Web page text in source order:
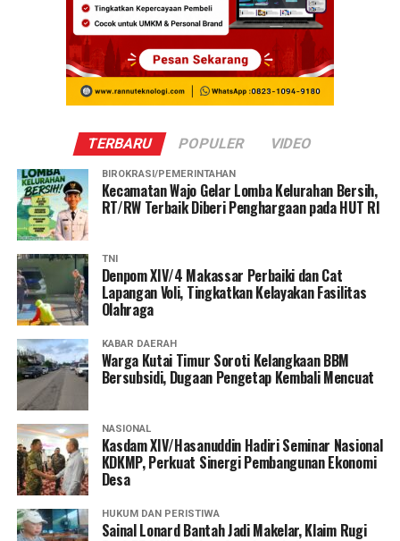
TERBARU POPULER VIDEO
BIROKRASI/PEMERINTAHAN
Kecamatan Wajo Gelar Lomba Kelurahan Bersih,
RT/RW Terbaik Diberi Penghargaan pada HUT RI
TNI
Denpom XIV/4 Makassar Perbaiki dan Cat
Lapangan Voli, Tingkatkan Kelayakan Fasilitas
Olahraga
KABAR DAERAH
Warga Kutai Timur Soroti Kelangkaan BBM
Bersubsidi, Dugaan Pengetap Kembali Mencuat
NASIONAL
Kasdam XIV/Hasanuddin Hadiri Seminar Nasional
KDKMP, Perkuat Sinergi Pembangunan Ekonomi
Desa
HUKUM DAN PERISTIWA
Sainal Lonard Bantah Jadi Makelar, Klaim Rugi